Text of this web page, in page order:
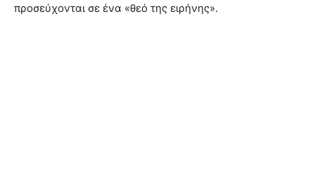
προσεύχονται σε ένα «θεό της ειρήνης».